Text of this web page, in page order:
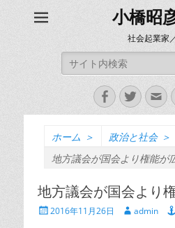
小橋昭
社会起業家
索:
Facebook
ホーム ＞ 政治と社会 ＞
地方議会が国会より権能が
地方議会が国会より
投 2016年11月26日
投 admin